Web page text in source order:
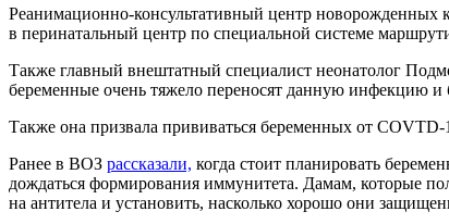
Реанимационно-консультативный центр
в перинатальный центр по специальной системе
Также главный внештатный специалист неонатолог
беременные очень тяжело переносят данную инфекцию
Также она призвала прививаться беременных от COVTD-
Ранее в ВОЗ рассказали, когда стоит планировать
дождаться формирования иммунитета. Дамам, которые
на антитела и установить, насколько хорошо они